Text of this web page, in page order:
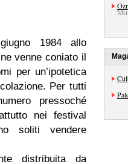
1984 allo
venne coniato il
per un’ipotetica
Per tutti
pressoché
nei festival
soliti vendere
distribuita da